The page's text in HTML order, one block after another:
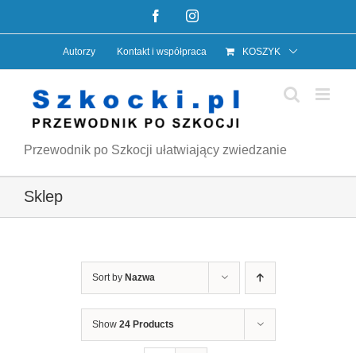
do
FacebookInstagram
Autorzy Kontakt i współpraca KOSZYK
Przewodnik po Szkocji ułatwiający zwiedzanie
Sklep
Sort by Nazwa
Show 24 Products